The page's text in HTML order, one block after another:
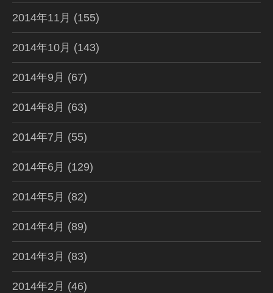
2014年11月 (155)
2014年10月 (143)
2014年9月 (67)
2014年8月 (63)
2014年7月 (55)
2014年6月 (129)
2014年5月 (82)
2014年4月 (89)
2014年3月 (83)
2014年2月 (46)